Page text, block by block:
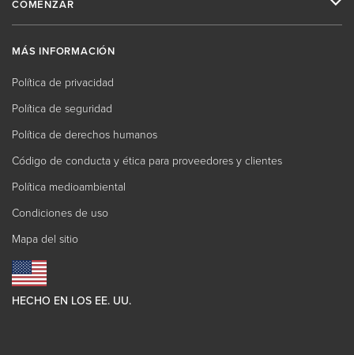
COMENZAR
MÁS INFORMACIÓN
Política de privacidad
Política de seguridad
Política de derechos humanos
Código de conducta y ética para proveedores y clientes
Política medioambiental
Condiciones de uso
Mapa del sitio
HECHO EN LOS EE. UU.